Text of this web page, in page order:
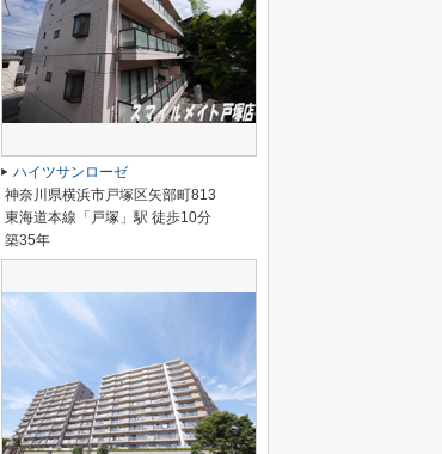
ハイツサンローゼ
神奈川県横浜市戸塚区矢部町813
東海道本線「戸塚」駅 徒歩10分
築35年